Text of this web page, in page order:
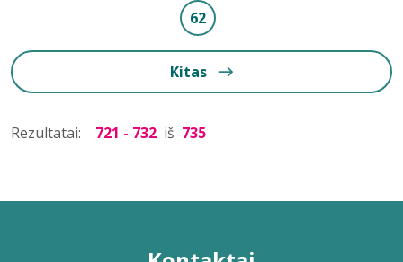
62
Kitas
Rezultatai: 721 - 732 iš 735